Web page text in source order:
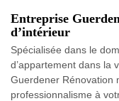
Entreprise
d’intérieur
Spécialisée dans le
d’appartement dans la
Guerdener Rénovation
professionnalisme à